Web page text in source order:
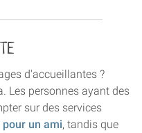
d'accueillantes ?
Les personnes ayant des
sur des services
un ami, tandis que